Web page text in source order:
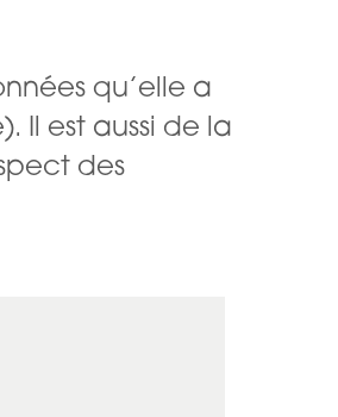
qu’elle a
Il est aussi de la
des